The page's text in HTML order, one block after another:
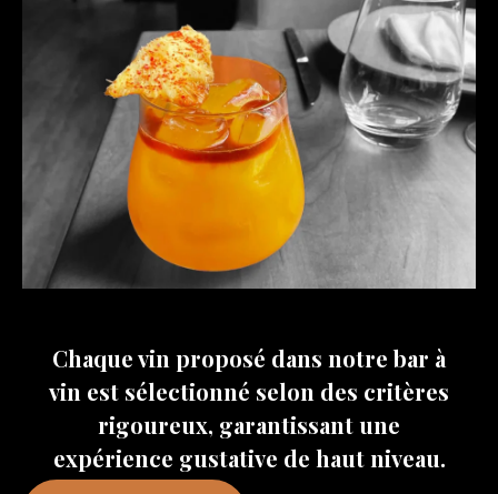
Chaque vin proposé dans notre bar à
vin est sélectionné selon des critères
rigoureux, garantissant une
expérience gustative de haut niveau.